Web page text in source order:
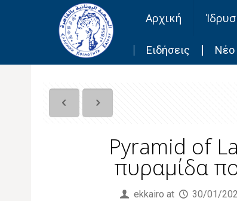
Αρχική
Ειδήσεις
Pyramid of
πυραμίδα
ekkairo at 30/01/